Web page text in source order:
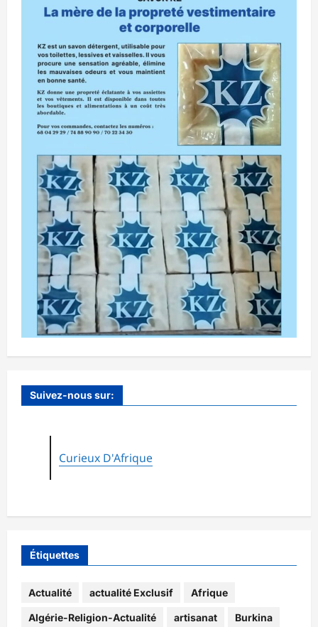
Suivez-nous sur:
Curieux D'Afrique
Étiquettes
Actualité actualité Exclusif Afrique
Algérie-Religion-Actualité artisanat Burkina